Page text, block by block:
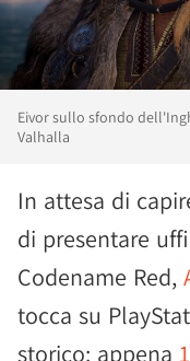
Eivor sullo sfondo
Valhalla
In attesa di
di presentare
Codename Red,
tocca su
storico: appena